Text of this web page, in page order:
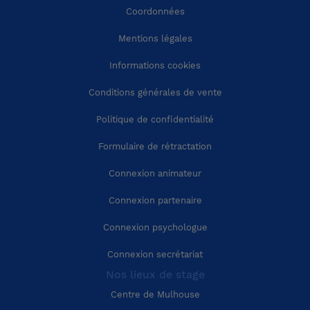
Région Nouvelle-Aquitaine
Région Occitanie
Région Auvergne-Rhône-Alpes
Région Provence-Alpes-Côte-d'Azur
Charente-Maritime (17)
Cher (18)
Corrèze (19)
Côtes-d'Armor (22)
Coordonnées
Mentions légales
Informations cookies
Conditions générales de vente
Politique de confidentialité
Formulaire de rétractation
Connexion animateur
Connexion partenaire
Connexion psychologue
Connexion secrétariat
Nos lieux de stage
Centre de Mulhouse